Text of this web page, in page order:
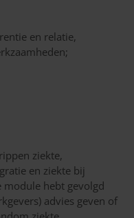
en relatie,
ziekte,
en ziekte bij
module hebt gevolgd
advies geven of